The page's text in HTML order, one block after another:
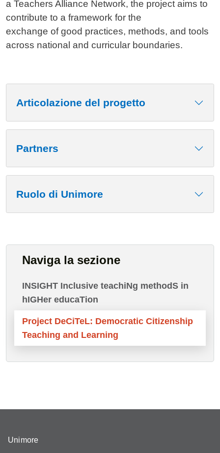
a Teachers Alliance Network, the project aims to
contribute to a framework for the
exchange of good practices, methods, and tools
across national and curricular boundaries.
Articolazione del progetto
Partners
Ruolo di Unimore
Naviga la sezione
INSIGHT Inclusive teachiNg methodS in
hIGHer educaTion
Project DeCiTeL: Democratic Citizenship
Teaching and Learning
Unimore